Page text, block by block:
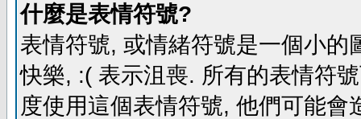
什麼是表情符號?
表情符號, 或情緒符號是一個小
快樂, :( 表示沮喪. 所有的表情符
度使用這個表情符號, 他們可能